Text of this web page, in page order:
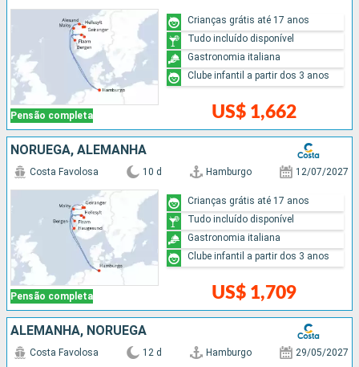
Pensão completa US$ 1,662
Crianças grátis até 17 anos
Tudo incluído disponível
Gastronomia italiana
Clube infantil a partir dos 3 anos
NORUEGA, ALEMANHA
Pensão completa
Costa Favolosa 10 d Hamburgo 12/07/2027
US$ 1,709
Crianças grátis até 17 anos
Tudo incluído disponível
Gastronomia italiana
Clube infantil a partir dos 3 anos
ALEMANHA, NORUEGA
Costa Favolosa 12 d Hamburgo 29/05/2027